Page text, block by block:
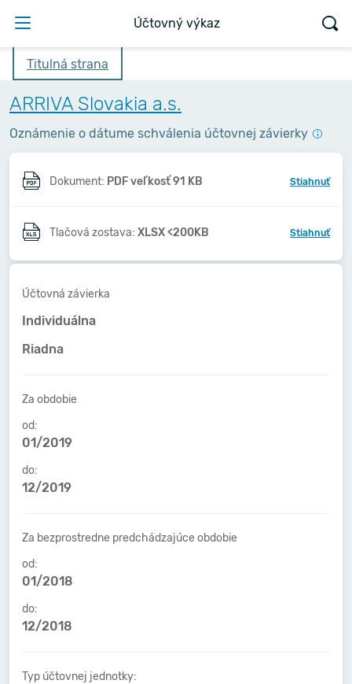
Účtovný výkaz
Titulná strana
ARRIVA Slovakia a.s.
Oznámenie o dátume schválenia účtovnej závierky
Dokument: PDF veľkosť 91 KB Stiahnuť
Tlačová zostava: XLSX <200KB Stiahnuť
Účtovná závierka
Individuálna
Riadna
Za obdobie
od:
01/2019
do:
12/2019
Za bezprostredne predchádzajúce obdobie
od:
01/2018
do:
12/2018
Typ účtovnej jednotky: